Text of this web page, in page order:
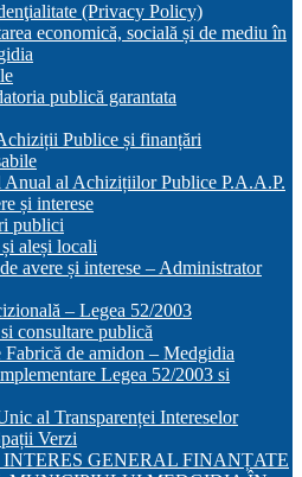
(Privacy Policy)
economică, socială și de mediu în
publică garantata
Publice și finanțări
Anual al Achizițiilor Publice P.A.A.P.
și interese
publici
aleși locali
avere și interese – Administrator
– Legea 52/2003
consultare publică
Fabrică de amidon – Medgidia
Legea 52/2003 si
al Transparenței Intereselor
Verzi
INTERES GENERAL FINANȚATE